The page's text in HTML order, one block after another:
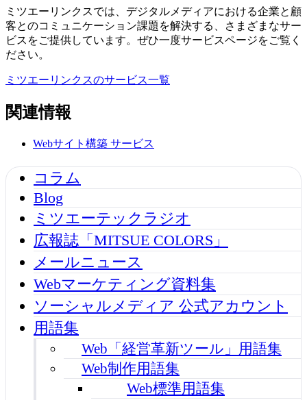
ミツエーリンクスでは、デジタルメディアにおける企業と顧
客とのコミュニケーション課題を解決する、さまざまなサー
ビスをご提供しています。ぜひ一度サービスページをご覧く
ださい。
ミツエーリンクスのサービス一覧
関連情報
Webサイト構築 サービス
コラム
Blog
ミツエーテックラジオ
広報誌「MITSUE COLORS」
メールニュース
Webマーケティング資料集
ソーシャルメディア 公式アカウント
用語集
Web「経営革新ツール」用語集
Web制作用語集
Web標準用語集